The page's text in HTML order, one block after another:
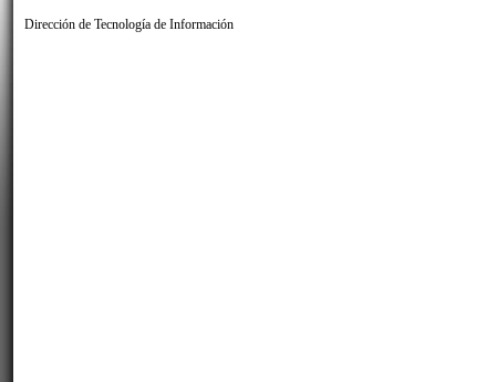
Dirección de Tecnología de Información